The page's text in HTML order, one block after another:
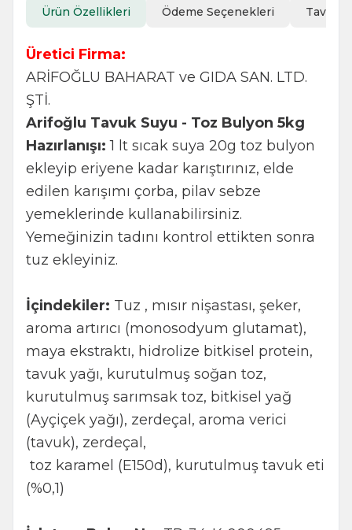
Ürün Özellikleri Ödeme Seçenekleri Tavsiye
Üretici Firma:
ARİFOĞLU BAHARAT ve GIDA SAN. LTD.
ŞTİ.
Arifoğlu Tavuk Suyu - Toz Bulyon 5kg
Hazırlanışı:1 lt sıcak suya 20g toz bulyon
ekleyip eriyene kadar karıştırınız, elde
edilen karışımı çorba, pilav sebze
yemeklerinde kullanabilirsiniz.
Yemeğinizin tadını kontrol ettikten sonra
tuz ekleyiniz.
İçindekiler: Tuz , mısır nişastası, şeker,
aroma artırıcı (monosodyum glutamat),
maya ekstraktı, hidrolize bitkisel protein,
tavuk yağı, kurutulmuş soğan toz,
kurutulmuş sarımsak toz, bitkisel yağ
(Ayçiçek yağı), zerdeçal, aroma verici
(tavuk), zerdeçal,
toz karamel (E150d), kurutulmuş tavuk eti
(%0,1)